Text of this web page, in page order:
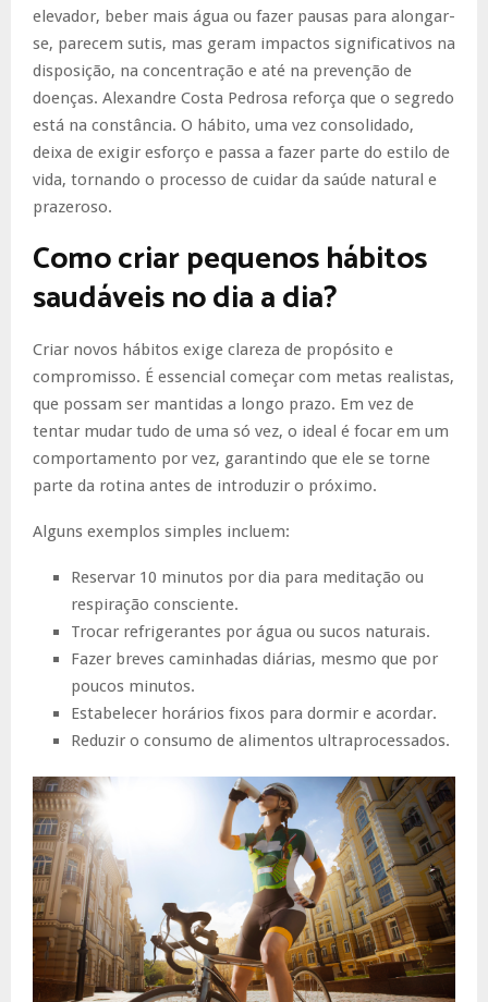
elevador, beber mais água ou fazer pausas para alongar-
se, parecem sutis, mas geram impactos significativos na
disposição, na concentração e até na prevenção de
doenças. Alexandre Costa Pedrosa reforça que o segredo
está na constância. O hábito, uma vez consolidado,
deixa de exigir esforço e passa a fazer parte do estilo de
vida, tornando o processo de cuidar da saúde natural e
prazeroso.
Como criar pequenos hábitos
saudáveis no dia a dia?
Criar novos hábitos exige clareza de propósito e
compromisso. É essencial começar com metas realistas,
que possam ser mantidas a longo prazo. Em vez de
tentar mudar tudo de uma só vez, o ideal é focar em um
comportamento por vez, garantindo que ele se torne
parte da rotina antes de introduzir o próximo.
Alguns exemplos simples incluem:
Reservar 10 minutos por dia para meditação ou
respiração consciente.
Trocar refrigerantes por água ou sucos naturais.
Fazer breves caminhadas diárias, mesmo que por
poucos minutos.
Estabelecer horários fixos para dormir e acordar.
Reduzir o consumo de alimentos ultraprocessados.